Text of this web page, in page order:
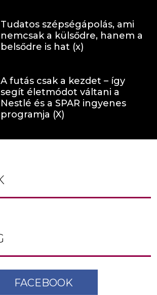
Tudatos szépségápolás, ami
nemcsak a külsődre, hanem a
belsődre is hat (x)
A futás csak a kezdet – így
segít életmódot váltani a
Nestlé és a SPAR ingyenes
programja (X)
FACEBOOK